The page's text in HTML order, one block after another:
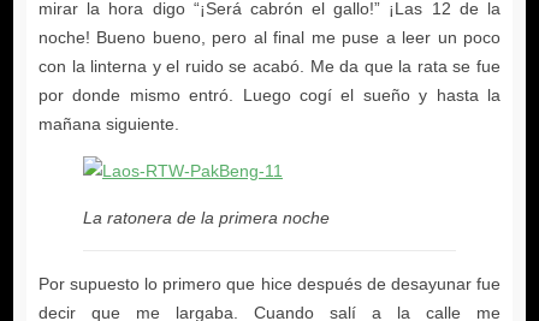
La ratonera de la primera noche